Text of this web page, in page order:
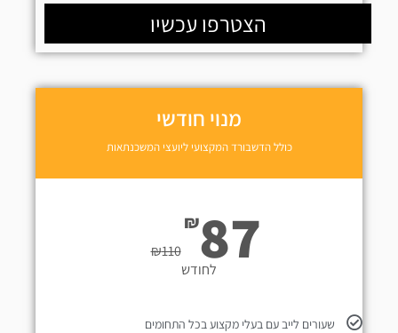
מנוי חודשי
כולל הדשבורד המקצועי ליועצי המשכנתאות
₪110
₪87לחודש
שעורים לייב עם בעלי מקצוע בכל התחומים
הצטרפו עכשיו